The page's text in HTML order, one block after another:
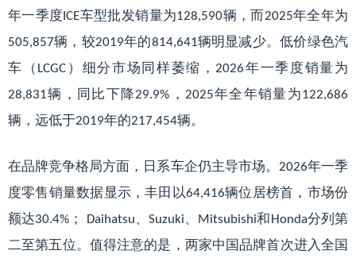
年一季度 ICE车型批发销量为128,590辆，而2025年全年为
505,857辆，较2019年的814,641辆明显减少。低价绿色汽
车（ LCGC ）细分市场同样萎缩，2026年一季度销量为
28,831辆，同比下降29.9% ， 2025年全年销量为122,686
辆，远低于2019年的217,454辆。
在品牌竞争格局方面，日系车企仍主导市场。 2026年一季
度零售销量数据显示，丰田以64,416辆位居榜首，市场份
额达30.4% ； Daihatsu、 Suzuki、 Mitsubishi和 Honda分列第
二至第五位。值得注意的是，两家中国品牌首次进入全国